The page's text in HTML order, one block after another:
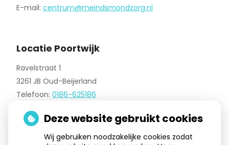
E-mail: centrum@meindsmondzorg.nl
Locatie Poortwijk
Ravelstraat 1
3261 JB Oud-Beijerland
Telefoon: 0186-625186
Deze website gebruikt cookies
Wij gebruiken noodzakelijke cookies zodat